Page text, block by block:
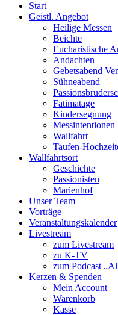
Start
Geistl. Angebot
Heilige Messen
Beichte
Eucharistische
Andachten
Gebetsabend
Sühneabend
Fatimatage
Kindersegnung
Messintentionen
Wallfahrt
Taufen-
Wallfahrtsort
Geschichte
Passionisten
Marienhof
Unser Team
Vorträge
Veranstaltungskalender
Livestream
zum Livestream
zu K-TV
zum Podcast
Kerzen & Spenden
Mein Account
Warenkorb
Kasse